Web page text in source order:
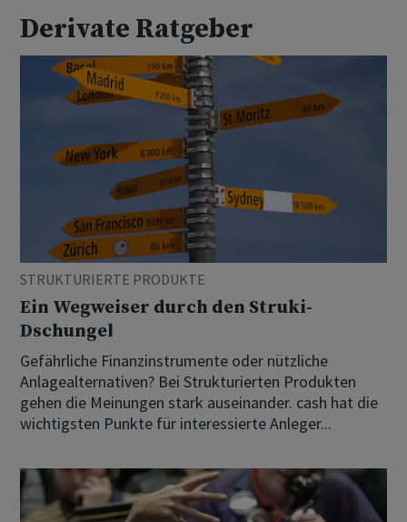
Derivate Ratgeber
STRUKTURIERTE PRODUKTE
Ein Wegweiser durch den Struki-
Dschungel
Gefährliche Finanzinstrumente oder nützliche
Anlagealternativen? Bei Strukturierten Produkten
gehen die Meinungen stark auseinander. cash hat die
wichtigsten Punkte für interessierte Anleger...